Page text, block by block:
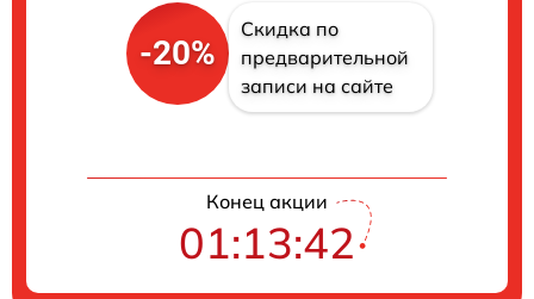
-20%
Скидка по
предварительной
записи на сайте
Конец акции
01:13:42